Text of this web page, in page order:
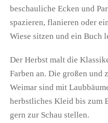
beschauliche Ecken und
spazieren, flanieren oder
Wiese sitzen und ein Buch
Der Herbst malt die
Farben an. Die großen und
Weimar sind mit
herbstliches Kleid bis zum
gern zur Schau stellen.